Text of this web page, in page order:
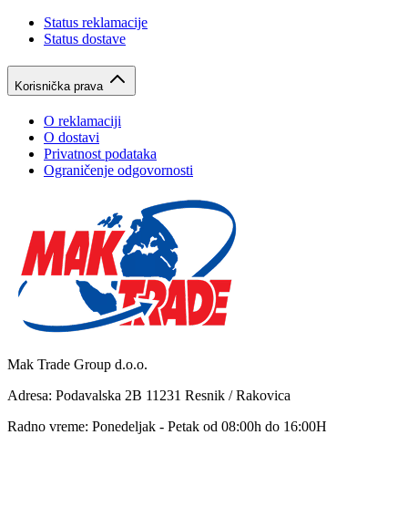
Status reklamacije
Status dostave
Korisnička prava
O reklamaciji
O dostavi
Privatnost podataka
Ograničenje odgovornosti
Mak Trade Group d.o.o.
Adresa: Podavalska 2B 11231 Resnik / Rakovica
Radno vreme: Ponedeljak - Petak od 08:00h do 16:00H